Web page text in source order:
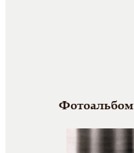
Фотоальбом